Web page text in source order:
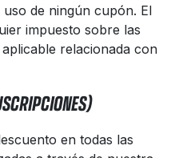
de ningún cupón. El
impuesto sobre las
relacionada con
en todas las